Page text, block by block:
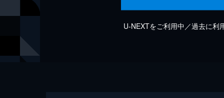
U-NEXTをご利用中／過去に利